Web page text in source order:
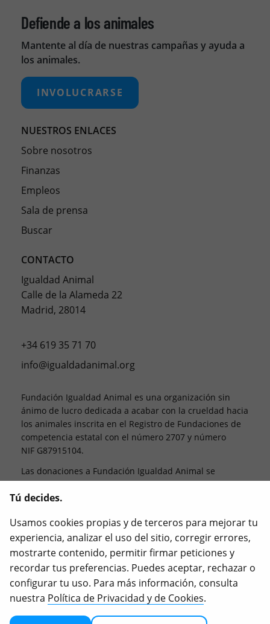
Defiende a los animales
Mantente al día de nuestras campañas y ayuda a
los animales.
INVOLUCRARSE
NUESTROS ENLACES
Sobre nosotros
Finanzas
Empleos
Sala de prensa
Buscar
CONTACTO
Igualdad Animal
Calle de la Alameda 22
Madrid, 28014
+34 619 35 71 70
info@igualdadanimal.org
Fundación Igualdad Animal es una organización sin
ánimo de lucro dedicada a acabar con la crueldad hacia
los animales inscrita en el Registro de Fundaciones de
competencia estatal con el número 2707 y número
NIF G87915104.
Las donaciones a Fundación Igualdad Animal se
desgravan. Esto significa que, al final del año fiscal, te
desgravas el 80% de los primeros 250 € que hayas
Igualdad Animal, Love Veg, iAnimal son marcas
registradas de Animal Equality.
2026© 2025 Igualdad Animal. Todos los derechos
Tú decides.
Usamos cookies propias y de terceros para mejorar tu
experiencia, analizar el uso del sitio, corregir errores,
mostrarte contenido, permitir firmar peticiones y
recordar tus preferencias. Puedes aceptar, rechazar o
configurar tu uso. Para más información, consulta
nuestra Política de Privacidad y de Cookies.